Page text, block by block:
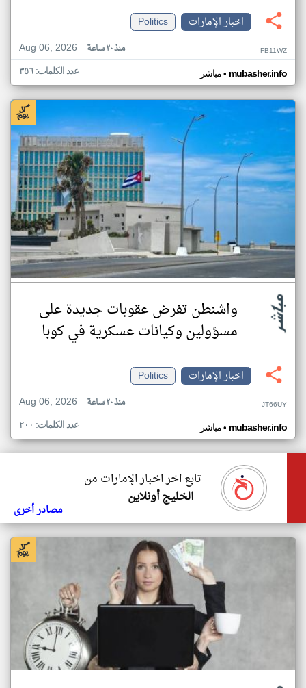
اخبار الإمارات
Politics
Aug 06, 2026
منذ ٢٠ ساعة FB11WZ
مباشر• mubasher.info عدد الكلمات: ٣٥٦
واشنطن تفرض عقوبات جديدة على
مسؤولين وكيانات عسكرية في كوبا
اخبار الإمارات
Politics
Aug 06, 2026
منذ ٢٠ ساعة JT66UY
مباشر• mubasher.info عدد الكلمات: ٢٠٠
تابع اخر اخبار الإمارات من
الخليج أونلاين
مصادر أخرى